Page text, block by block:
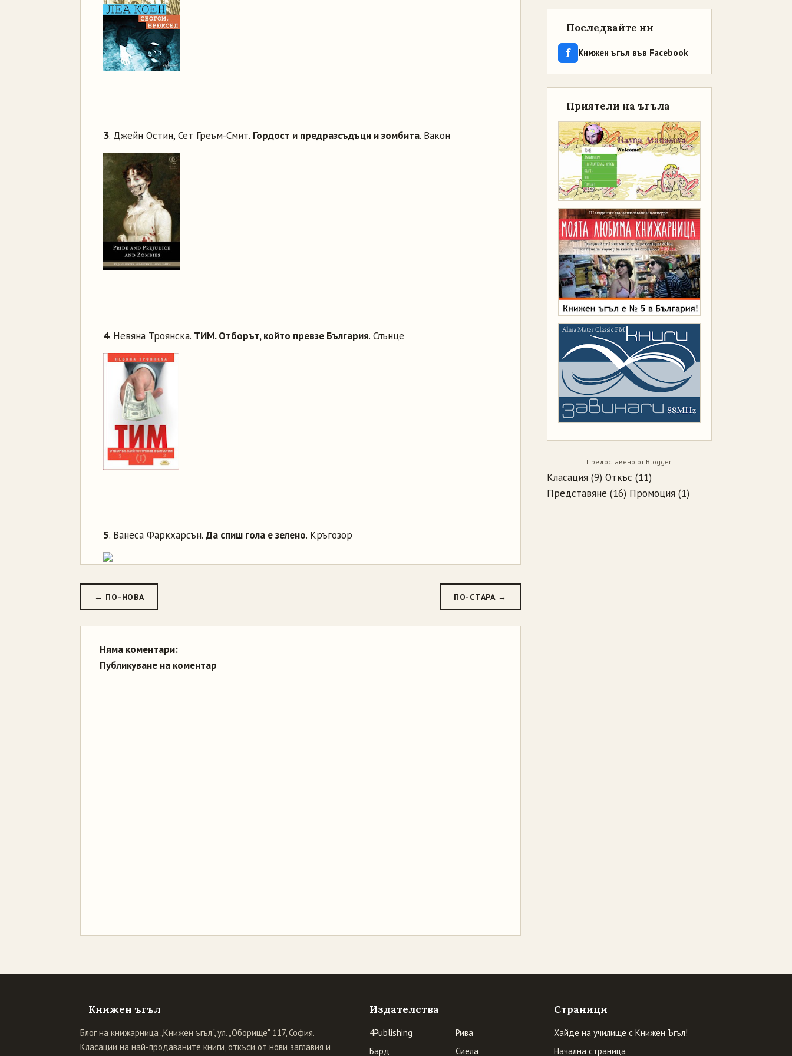
3. Джейн Остин, Сет Греъм-Смит. Гордост и предразсъдъци и зомбита. Вакон
4. Невяна Троянска. ТИМ. Отборът, който превзе България. Слънце
5. Ванеса Фаркхарсън. Да спиш гола е зелено. Кръгозор
← ПО-НОВА ПО-СТАРА →
Няма коментари:
Публикуване на коментар
Последвайте ни
f Книжен ъгъл във Facebook
Приятели на ъгъла
Предоставено от Blogger.
Класация (9) Откъс (11)
Представяне (16) Промоция (1)
Книжен ъгъл
Блог на книжарница „Книжен ъгъл", ул. „Оборище" 117, София.
Класации на най-продаваните книги, откъси от нови заглавия и
Издателства
4Publishing
Бард
Рива
Сиела
Страници
Хайде на училище с Книжен Ъгъл!
Начална страница